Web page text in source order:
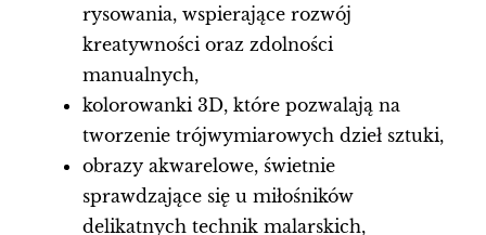
rysowania, wspierające rozwój
kreatywności oraz zdolności
manualnych,
kolorowanki 3D, które pozwalają na
tworzenie trójwymiarowych dzieł sztuki,
obrazy akwarelowe, świetnie
sprawdzające się u miłośników
delikatnych technik malarskich,